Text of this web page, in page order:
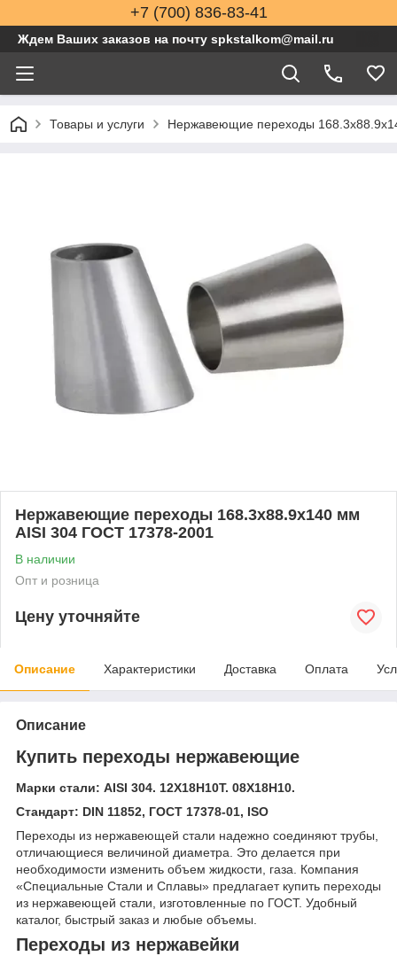
+7 (700) 836-83-41
Ждем Ваших заказов на почту spkstalkom@mail.ru
Товары и услуги Нержавеющие переходы
Нержавеющие переходы 168.3x88.9x140 мм
AISI 304 ГОСТ 17378-2001
В наличии
Опт и розница
Цену уточняйте
Описание Характеристики Доставка Оплата
Описание
Купить переходы нержавеющие
Марки стали: AISI 304. 12Х18Н10Т. 08Х18Н10.
Стандарт: DIN 11852, ГОСТ 17378-01, ISO
Переходы из нержавеющей стали надежно соединяют трубы,
отличающиеся величиной диаметра. Это делается при
необходимости изменить объем жидкости, газа. Компания
«Специальные Стали и Сплавы» предлагает купить переходы
из нержавеющей стали, изготовленные по ГОСТ. Удобный
каталог, быстрый заказ и любые объемы.
Переходы из нержавейки